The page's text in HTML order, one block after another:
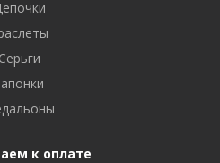
Серьги
к оплате